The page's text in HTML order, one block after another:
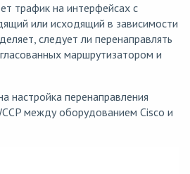
трафик на интерфейсах с
или исходящий в зависимости
следует ли перенаправлять
маршрутизатором и
настройка перенаправления
между оборудованием Cisco и